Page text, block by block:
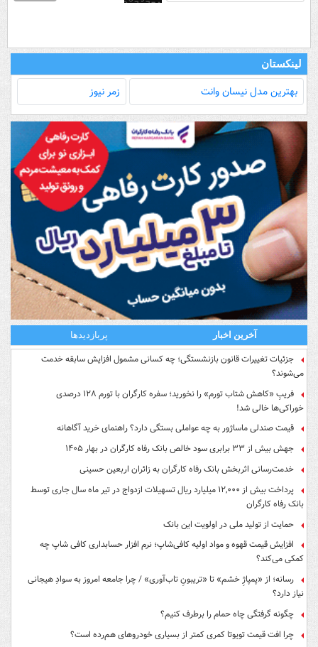
لینکستان
بهترین مدل‌ نیسان وانت زمر نیوز
آخرین اخبار پربازدیدها
جزئیات تغییرات قانون بازنشستگی؛ چه کسانی مشمول افزایش سابقه خدمت
می‌شوند؟
فریبِ «کاهش شتاب تورم» را نخورید؛ سفره کارگران با تورم ۱۲۸ درصدی
خوراکی‌ها خالی شد!
قیمت صندلی ماساژور به چه عواملی بستگی دارد؟ راهنمای خرید آگاهانه
جهش بیش از ۳۳ برابری سود خالص بانک رفاه کارگران در بهار ۱۴۰۵
خدمت‌رسانی اثربخش بانک رفاه کارگران به زائران اربعین حسینی
پرداخت بیش از ۱۲,۰۰۰ میلیارد ریال تسهیلات ازدواج در تیر ماه سال جاری توسط
بانک رفاه کارگران
حمایت از تولید ملی در اولویت این بانک
افزایش قیمت قهوه و مواد اولیه کافی‌شاپ؛ نرم افزار حسابداری کافی شاپ چه
کمکی می‌کند؟
رسانه؛ از «پمپاژِ خشم» تا «تریبونِ تاب‌آوری» / چرا جامعه امروز به سوادِ هیجانی
نیاز دارد؟
چگونه گرفتگی چاه حمام را برطرف کنیم؟
چرا افت قیمت تویوتا کمری کمتر از بسیاری خودروهای هم‌رده است؟